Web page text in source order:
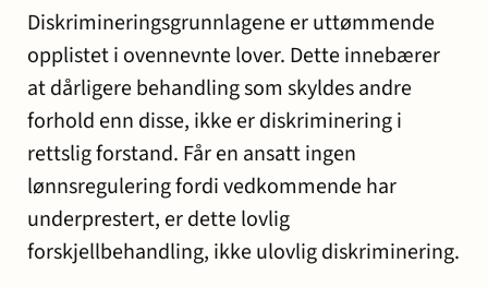
Diskrimineringsgrunnlagene er uttømmende
opplistet i ovennevnte lover. Dette innebærer
at dårligere behandling som skyldes andre
forhold enn disse, ikke er diskriminering i
rettslig forstand. Får en ansatt ingen
lønnsregulering fordi vedkommende har
underprestert, er dette lovlig
forskjellbehandling, ikke ulovlig diskriminering.